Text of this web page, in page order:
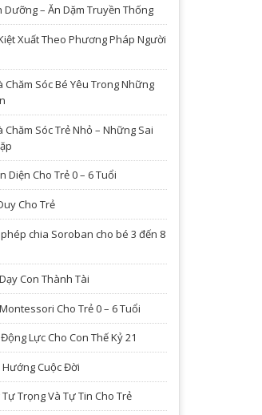
Dưỡng – Ăn Dặm Truyền Thống
Xuất Theo Phương Pháp Người
Chăm Sóc Bé Yêu Trong Những
Sóc Trẻ Nhỏ – Những Sai
Diện Cho Trẻ 0 – 6 Tuổi
Cho Trẻ
chia Soroban cho bé 3 đến 8
Con Thành Tài
Cho Trẻ 0 – 6 Tuổi
Lực Cho Con Thế Kỷ 21
Cuộc Đời
Trọng Và Tự Tin Cho Trẻ